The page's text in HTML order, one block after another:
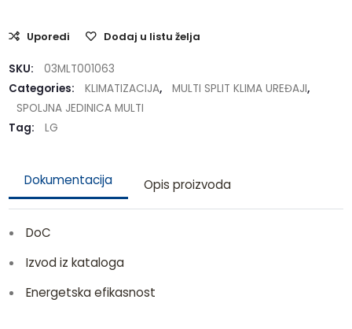
Uporedi Dodaj u listu želja
SKU:
03MLT001063
Categories:
KLIMATIZACIJA, MULTI SPLIT KLIMA UREĐAJI,
SPOLJNA JEDINICA MULTI
Tag:
LG
Dokumentacija Opis proizvoda
DoC
Izvod iz kataloga
Energetska efikasnost